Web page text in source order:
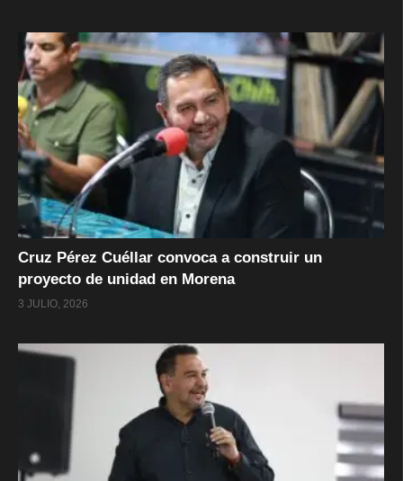
Cruz Pérez Cuéllar convoca a construir un
proyecto de unidad en Morena
3 JULIO, 2026